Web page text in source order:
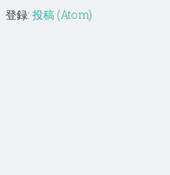
登録: 投稿 (Atom)